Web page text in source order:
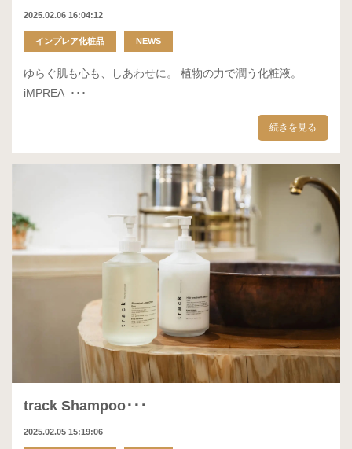
2025.02.06 16:04:12
インプレア化粧品 NEWS
ゆらぐ肌も心も、しあわせに。 植物の力で潤う化粧液。
iMPREA ･･･
続きを見る
track Shampoo･･･
2025.02.05 15:19:06